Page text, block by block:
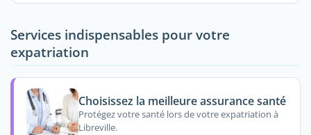
Services indispensables pour votre
expatriation
Choisissez la meilleure assurance santé
Protégez votre santé lors de votre expatriation à
Libreville.